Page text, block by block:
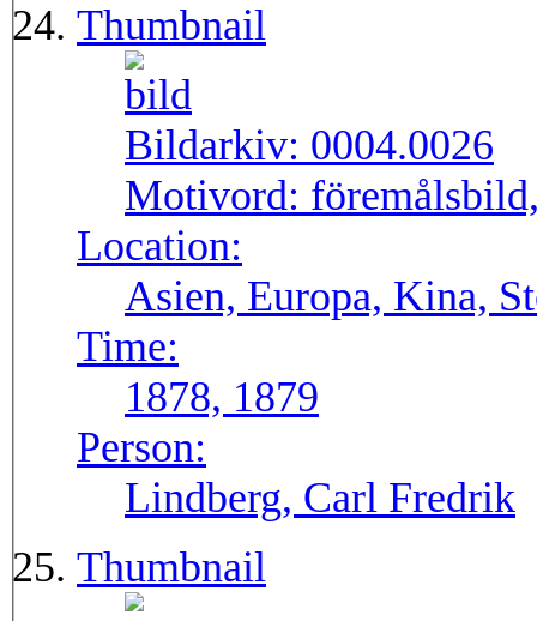
Thumbnail
Bildarkiv: 0004.0026
Motivord:
Location:
Asien, Europa, Kina,
Time:
1878, 1879
Person:
Lindberg, Carl Fredrik
Thumbnail